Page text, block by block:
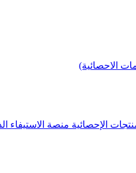
الاحصائية)
الإحصائية منصة الاستيفاء